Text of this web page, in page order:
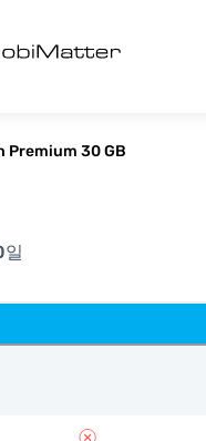
Premium 30 GB